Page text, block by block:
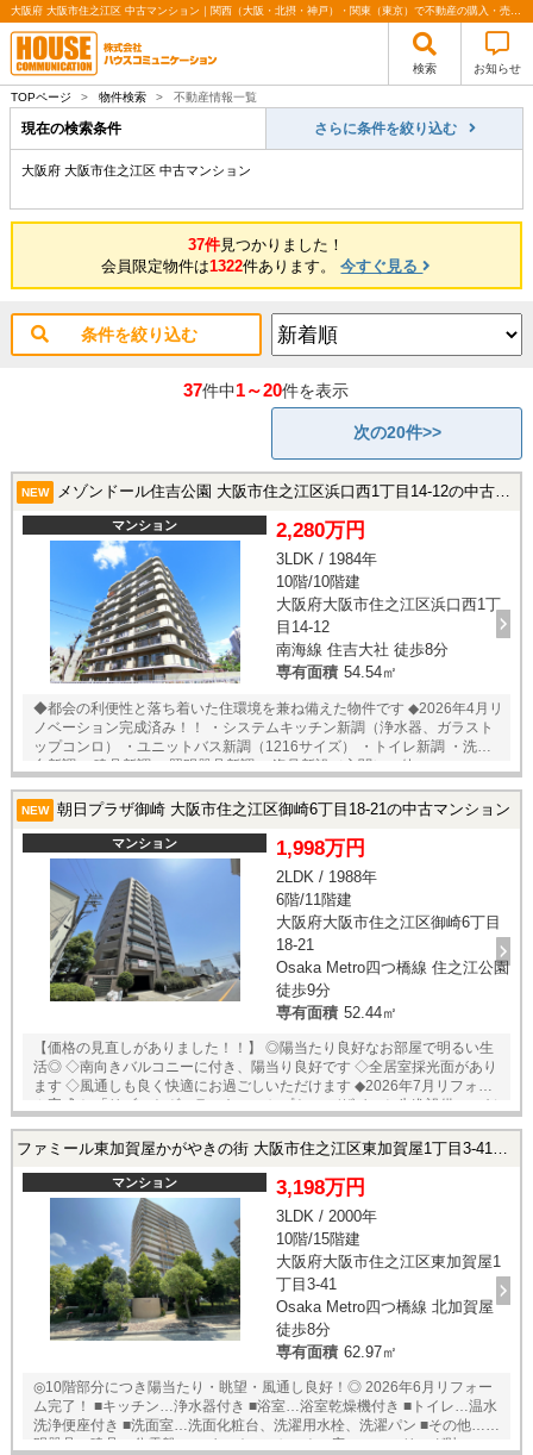
大阪府 大阪市住之江区 中古マンション｜関西（大阪・北摂・神戸）・関東（東京）で不動産の購入・売却、注文住宅、リノベーションの事なら株式会社ハウスコミュニケーション
検索 お知らせ
TOPページ > 物件検索 > 不動産情報一覧
現在の検索条件 さらに条件を絞り込む
大阪府 大阪市住之江区 中古マンション
37件見つかりました！
会員限定物件は1322件あります。今すぐ見る
条件を絞り込む
37件中1～20件を表示
次の20件>>
NEW メゾンドール住吉公園 大阪市住之江区浜口西1丁目14-12の中古マンション
マンション 2,280万円
3LDK / 1984年
10階/10階建
大阪府大阪市住之江区浜口西1丁
目14-12
南海線 住吉大社 徒歩8分
専有面積 54.54㎡
◆都会の利便性と落ち着いた住環境を兼ね備えた物件です ◆2026年4月リ
ノベーション完成済み！！ ・システムキッチン新調（浄水器、ガラスト
ップコンロ） ・ユニットバス新調（1216サイズ） ・トイレ新調 ・洗面
台新調 ・建具新調 ・照明器具新調 ・姿見新設（玄関） 他
NEW 朝日プラザ御崎 大阪市住之江区御崎6丁目18-21の中古マンション
マンション 1,998万円
2LDK / 1988年
6階/11階建
大阪府大阪市住之江区御崎6丁目
18-21
Osaka Metro四つ橋線 住之江公園
徒歩9分
専有面積 52.44㎡
【価格の見直しがありました！！】 ◎陽当たり良好なお部屋で明るい生
活◎ ◇南向きバルコニーに付き、陽当り良好です ◇全居室採光面があり
ます ◇風通しも良く快適にお過ごしいただけます ◆2026年7月リフォー
ム完成！ 「リゾートヴィラ」をコンセプトに デザインと先進設備にこだ
マンション 3,198万円
3LDK / 2000年
10階/15階建
大阪府大阪市住之江区東加賀屋1
丁目3-41
Osaka Metro四つ橋線 北加賀屋
徒歩8分
専有面積 62.97㎡
◎10階部分につき陽当たり・眺望・風通し良好！◎ 2026年6月リフォー
ム完了！ ■キッチン…浄水器付き ■浴室…浴室乾燥機付き ■トイレ…温水
洗浄便座付き ■洗面室…洗面化粧台、洗濯用水栓、洗濯パン ■その他…照
明器具、建具、分電盤、スイッチコンセント ■床…フローリング貼